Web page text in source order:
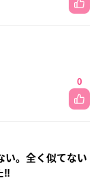
0
い。全く似てない
‼